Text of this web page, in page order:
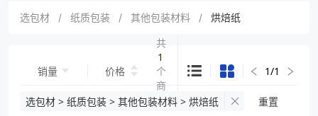
221360
烤箱袋
选包材 / 纸质包装 / 其他包装材料 / 烘焙纸
销量 价格
共
1
个
商
品
1/1
选包材 > 纸质包装 > 其他包装材料 > 烘焙纸 重置